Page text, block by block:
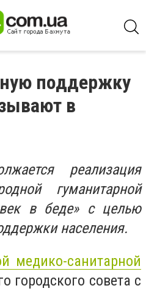
поддержку
в
реализация
гуманитарной
в беде» с целью
населения.
медико-санитарной
городского совета с